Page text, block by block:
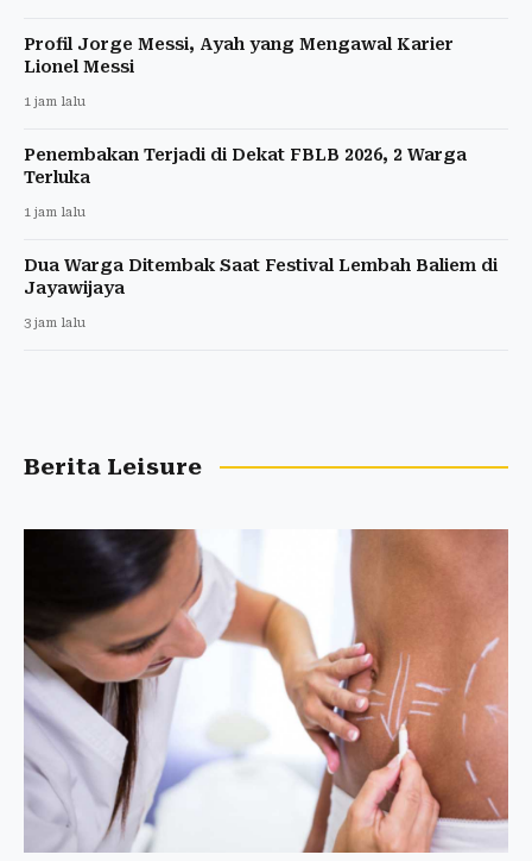
Profil Jorge Messi, Ayah yang Mengawal Karier
Lionel Messi
1 jam lalu
Penembakan Terjadi di Dekat FBLB 2026, 2 Warga
Terluka
1 jam lalu
Dua Warga Ditembak Saat Festival Lembah Baliem di
Jayawijaya
3 jam lalu
Berita Leisure